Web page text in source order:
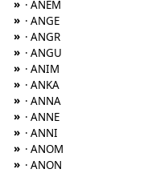
» · ANEM
» · ANGE
» · ANGR
» · ANGU
» · ANIM
» · ANKA
» · ANNA
» · ANNE
» · ANNI
» · ANOM
» · ANON